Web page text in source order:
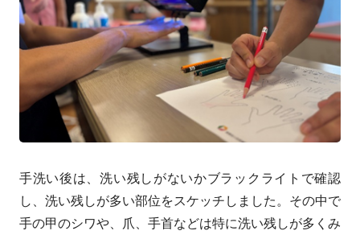
手洗い後は、洗い残しがないかブラックライトで確認
し、洗い残しが多い部位をスケッチしました。その中で
手の甲のシワや、爪、手首などは特に洗い残しが多くみ